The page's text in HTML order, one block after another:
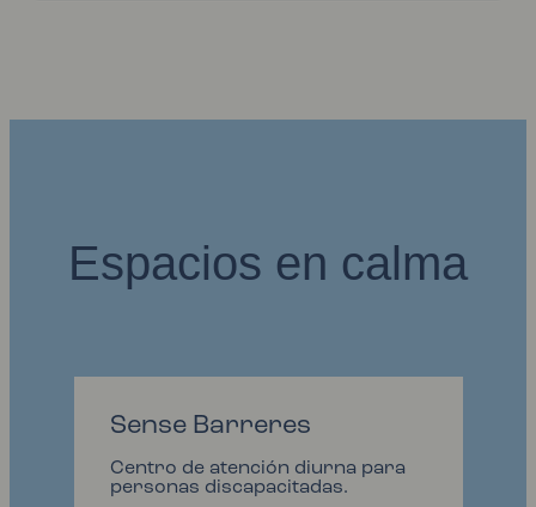
Espacios en calma
Sense Barreres
Centro de atención diurna para
personas discapacitadas.